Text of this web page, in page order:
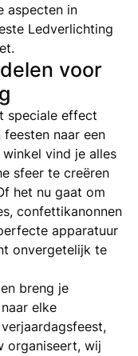
aspecten in
Ledverlichting
voor
speciale effect
naar een
vind je alles
sfeer te creëren
het nu gaat om
confettikanonnen
apparatuur
onvergetelijk te
breng je
elke
organiseert, wij